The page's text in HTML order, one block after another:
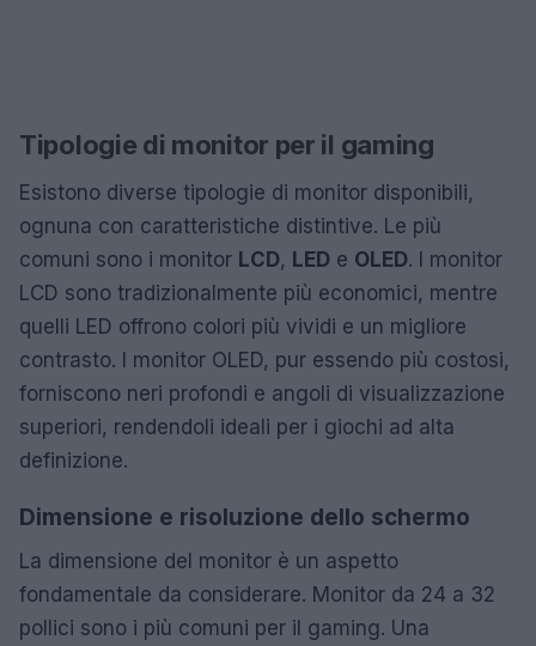
Tipologie di monitor per il gaming
Esistono diverse tipologie di monitor disponibili,
ognuna con caratteristiche distintive. Le più
comuni sono i monitor LCD, LED e OLED. I monitor
LCD sono tradizionalmente più economici, mentre
quelli LED offrono colori più vividi e un migliore
contrasto. I monitor OLED, pur essendo più costosi,
forniscono neri profondi e angoli di visualizzazione
superiori, rendendoli ideali per i giochi ad alta
definizione.
Dimensione e risoluzione dello schermo
La dimensione del monitor è un aspetto
fondamentale da considerare. Monitor da 24 a 32
pollici sono i più comuni per il gaming. Una